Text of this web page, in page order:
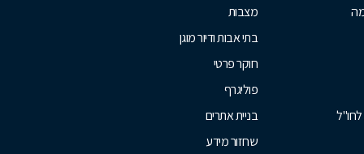
לחו"ל
מצבות
בתי אבות ודיור מוגן
חוקר פרטי
פוליגרף
בניית אתרים
שחזור מידע